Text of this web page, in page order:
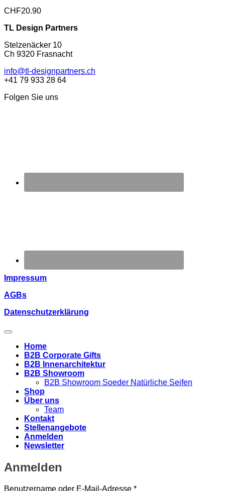
CHF20.90
TL Design Partners
Stelzenäcker 10
Ch 9320 Frasnacht
info@tl-designpartners.ch
+41 79 933 28 64
Folgen Sie uns
Impressum
AGBs
Datenschutzerklärung
Home
B2B Corporate Gifts
B2B Innenarchitektur
B2B Showroom
B2B Showroom Soeder Natürliche Seifen
Shop
Über uns
Team
Kontakt
Stellenangebote
Anmelden
Newsletter
Anmelden
Benutzername oder E-Mail-Adresse *Erforderlich